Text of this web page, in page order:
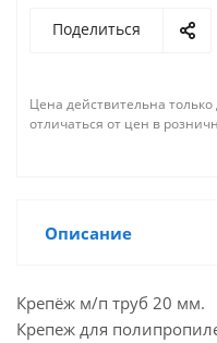
Поделиться
Цена действительна
отличаться от цен в
Описание
Крепёж м/п труб 20 мм.
Крепеж для